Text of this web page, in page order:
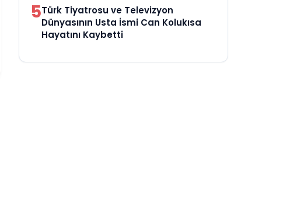
5Türk Tiyatrosu ve Televizyon
Dünyasının Usta İsmi Can Kolukısa
Hayatını Kaybetti